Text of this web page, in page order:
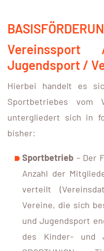
Jugendsport /
Hierbei handelt es
Sportbetriebes vom
untergliedert sich in
bisher:
Sportbetrieb – Der
Anzahl der
verteilt
Vereine, die sich
und Jugendsport
des Kinder- und